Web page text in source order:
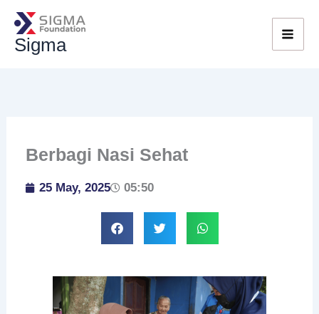
Skip
content
Sigma
Berbagi Nasi Sehat
25 May, 2025 05:50